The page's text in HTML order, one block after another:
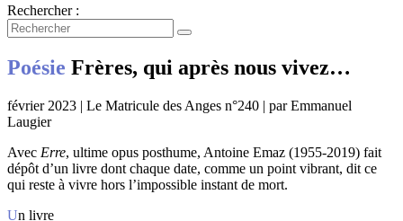
Rechercher :
Poésie Frères, qui après nous vivez…
février 2023 | Le Matricule des Anges n°240 | par Emmanuel
Laugier
Avec Erre, ultime opus posthume, Antoine Emaz (1955-2019) fait
dépôt d’un livre dont chaque date, comme un point vibrant, dit ce
qui reste à vivre hors l’impossible instant de mort.
Un livre